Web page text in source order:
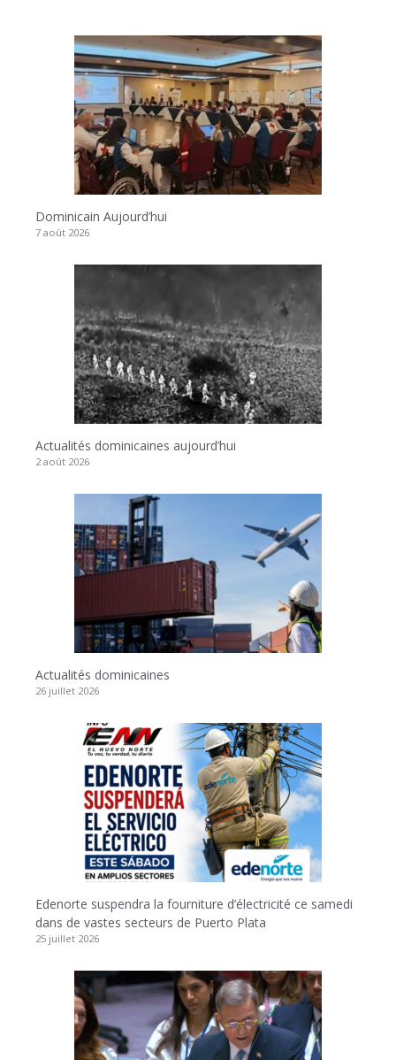
Dominicain Aujourd’hui
7 août 2026
Actualités dominicaines aujourd’hui
2 août 2026
Actualités dominicaines
26 juillet 2026
Edenorte suspendra la fourniture d’électricité ce samedi
dans de vastes secteurs de Puerto Plata
25 juillet 2026